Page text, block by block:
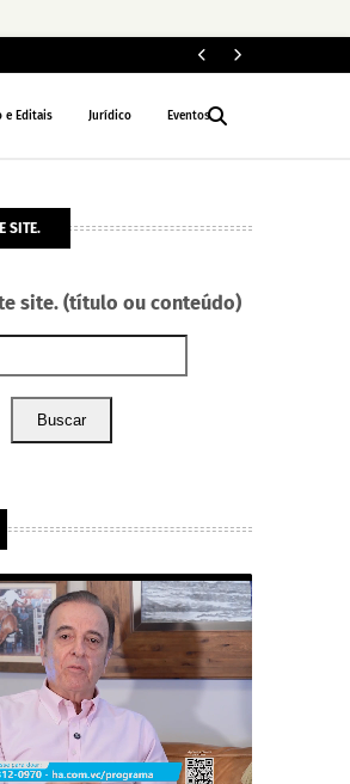
e Editais Jurídico Eventos
SITE.
site. (título ou conteúdo)
Buscar